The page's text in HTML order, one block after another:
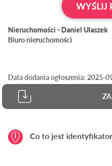
Co to jest
WYŚLIJ
Nieruchomości - Daniel Ulaszek
Biuro nieruchomości
Data dodania ogłoszenia: 2025-